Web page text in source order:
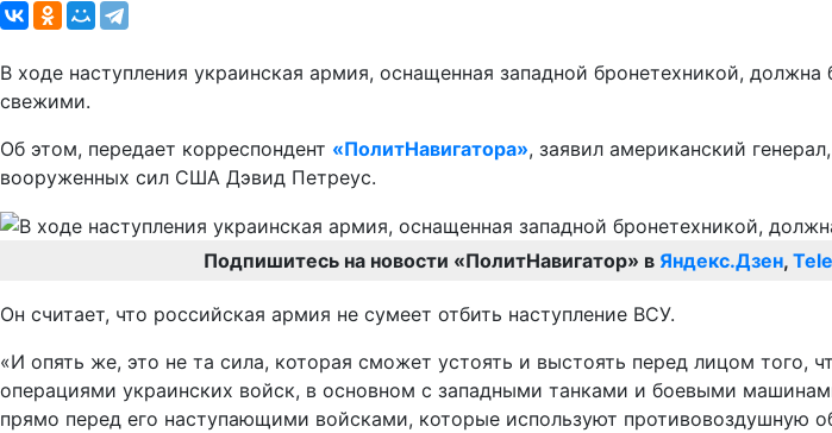
В ходе наступления украинская армия, оснащенная западной бронетехникой,
свежими.
Об этом, передает корреспондент «ПолитНавигатора», заявил американский
вооруженных сил США Дэвид Петреус.
Подпишитесь на новости «ПолитНавигатор» в Яндекс.Дзен,
Он считает, что российская армия не сумеет отбить наступление ВСУ.
«И опять же, это не та сила, которая сможет устоять и выстоять перед лицом
операциями украинских войск, в основном с западными танками и боевыми
прямо перед его наступающими войсками, которые используют противовоздушную